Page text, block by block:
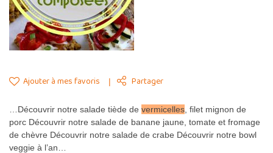
Ajouter à mes favoris Partager
…Découvrir notre salade tiède de vermicelles , filet mignon de
porc Découvrir notre salade de banane jaune, tomate et fromage
de chèvre Découvrir notre salade de crabe Découvrir notre bowl
veggie à l’an…